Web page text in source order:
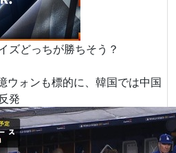
ズどっちが勝ちそう？
ウォンも標的に、韓国では中国
発